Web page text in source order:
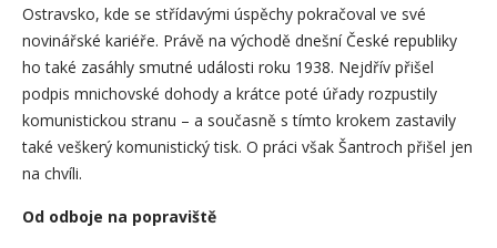
Ostravsko, kde se střídavými úspěchy pokračoval ve své
novinářské kariéře. Právě na východě dnešní České republiky
ho také zasáhly smutné události roku 1938. Nejdřív přišel
podpis mnichovské dohody a krátce poté úřady rozpustily
komunistickou stranu – a současně s tímto krokem zastavily
také veškerý komunistický tisk. O práci však Šantroch přišel jen
na chvíli.
Od odboje na popraviště